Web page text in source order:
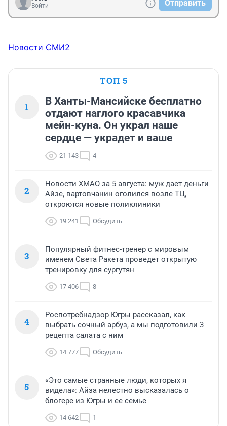
Войти
Отправить
Новости СМИ2
ТОП 5
1
В Ханты-Мансийске бесплатно
отдают наглого красавчика
мейн-куна. Он украл наше
сердце — украдет и ваше
21 143 4
2
Новости ХМАО за 5 августа: муж дает деньги
Айзе, вартовчанин оголился возле ТЦ,
откроются новые поликлиники
19 241 Обсудить
3
Популярный фитнес-тренер с мировым
именем Света Ракета проведет открытую
тренировку для сургутян
17 406 8
4
Роспотребнадзор Югры рассказал, как
выбрать сочный арбуз, а мы подготовили 3
рецепта салата с ним
14 777 Обсудить
5
«Это самые странные люди, которых я
видела»: Айза нелестно высказалась о
блогере из Югры и ее семье
14 642 1